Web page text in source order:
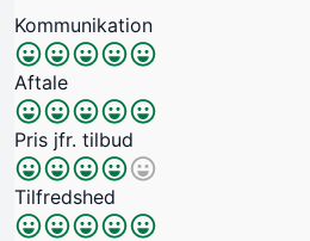
Kommunikation
Aftale
Pris jfr. tilbud
Tilfredshed